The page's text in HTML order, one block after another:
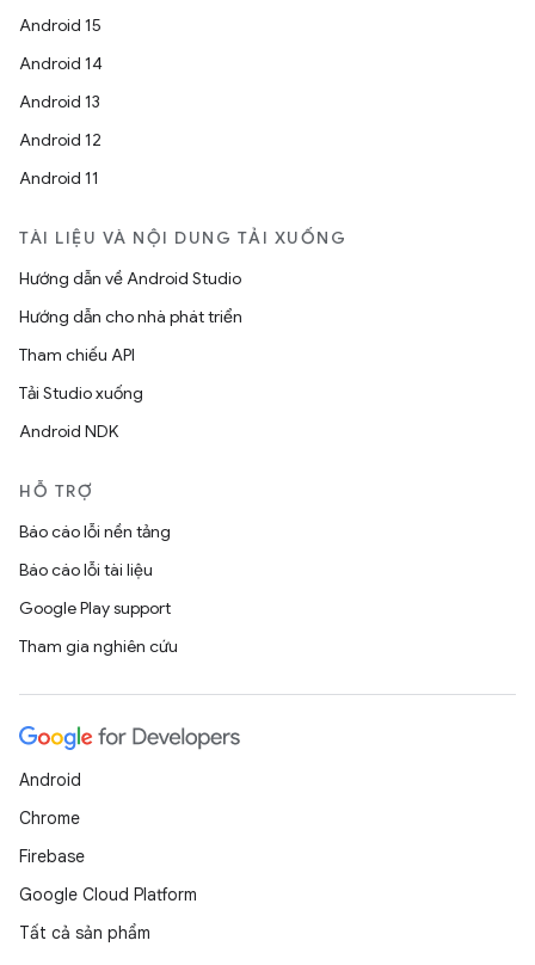
Android 15
Android 14
Android 13
Android 12
Android 11
TÀI LIỆU VÀ NỘI DUNG TẢI XUỐNG
Hướng dẫn về Android Studio
Hướng dẫn cho nhà phát triển
Tham chiếu API
Tải Studio xuống
Android NDK
HỖ TRỢ
Báo cáo lỗi nền tảng
Báo cáo lỗi tài liệu
Google Play support
Tham gia nghiên cứu
Android
Chrome
Firebase
Google Cloud Platform
Tất cả sản phẩm